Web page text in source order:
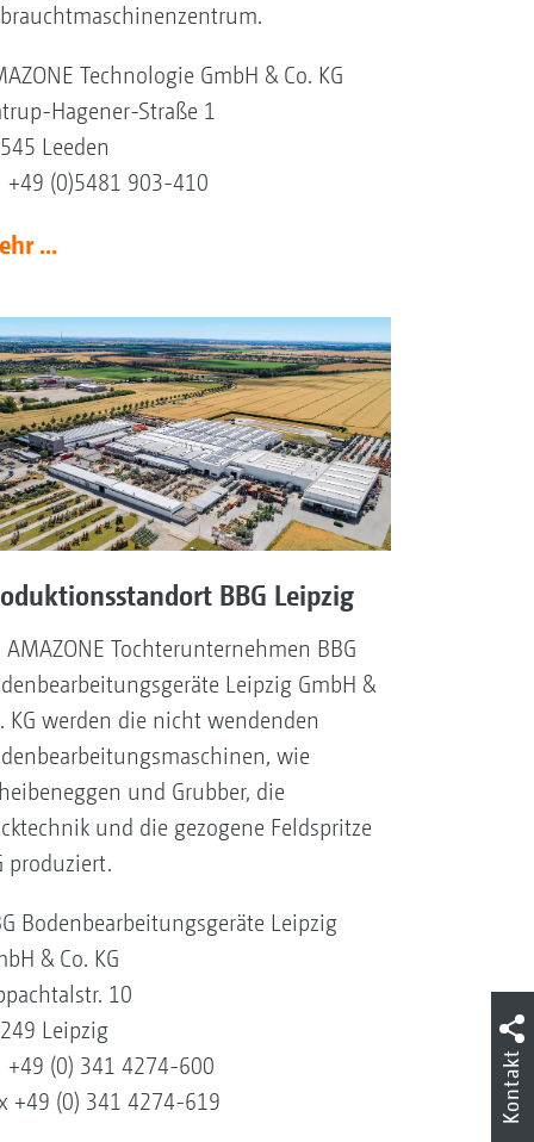
Technologie GmbH & Co. KG
Hagener-Straße 1
Leeden
+49 (0)5481 903-410
...
BBG Leipzig
AMAZONE Tochterunternehmen BBG
Leipzig GmbH &
KG werden die nicht wendenden
wie
und Grubber, die
und die gezogene Feldspritze
produziert.
Bodenbearbeitungsgeräte Leipzig
& Co. KG
10
Leipzig
+49 (0) 341 4274-600
+49 (0) 341 4274-619
Kontakt